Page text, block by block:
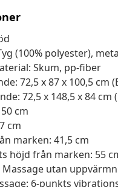
(100% polyester),
Skum, pp-fiber
72,5 x 87 x 100,5 cm
72,5 x 148,5 x 84 cm
cm
cm
marken: 41,5 cm
höjd från marken: 55
utan
6-punkts